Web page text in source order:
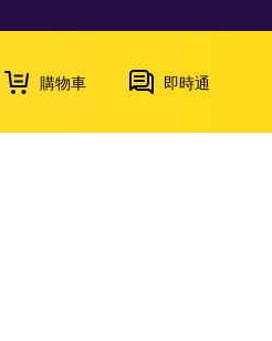
購物車 即時通